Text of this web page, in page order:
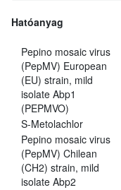
Hatóanyag
Pepino mosaic virus
(PepMV) European
(EU) strain, mild
isolate Abp1
(PEPMVO)
S-Metolachlor
Pepino mosaic virus
(PepMV) Chilean
(CH2) strain, mild
isolate Abp2